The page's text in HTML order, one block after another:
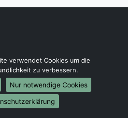
nach Belgien
nach Bulgarien
nach Dänemark
nach England
nach Portugal
verwendet Cookies um die
zu verbessern.
Nur notwendige Cookies